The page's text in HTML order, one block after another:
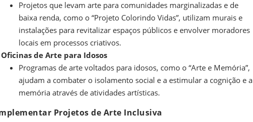
Projetos que levam arte para comunidades marginalizadas e de
baixa renda, como o “Projeto Colorindo Vidas”, utilizam murais e
instalações para revitalizar espaços públicos e envolver moradores
locais em processos criativos.
Oficinas de Arte para Idosos
Programas de arte voltados para idosos, como o “Arte e Memória”,
ajudam a combater o isolamento social e a estimular a cognição e a
memória através de atividades artísticas.
Projetos de Arte Inclusiva